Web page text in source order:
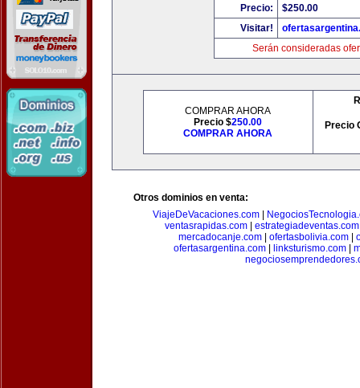
Precio:
$250.00
Visitar!
Serán consideradas
COMPRAR AHORA
Precio $250.00
COMPRAR AHORA
Precio
Otros dominios en venta:
ViajeDeVacaciones.com|
ventasrapidas.com
estrategiadeventas.com
mercadocanje.com
ofertasbolivia.com
ofertasargentina.com| linksturismo.com|